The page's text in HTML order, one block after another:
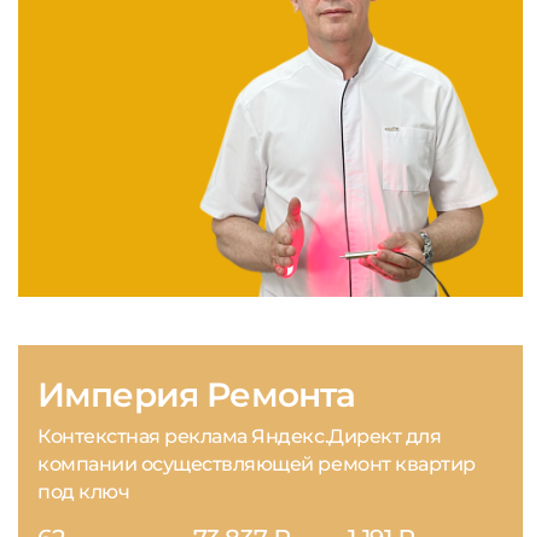
Империя Ремонта
Контекстная реклама Яндекс.Директ для
компании осуществляющей ремонт квартир
под ключ